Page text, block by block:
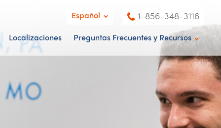
Localizaciones Preguntas Frecuentes y Recursos
Noticias & Blog
Entendimiento
Español
English
Español
1-856-348-3116